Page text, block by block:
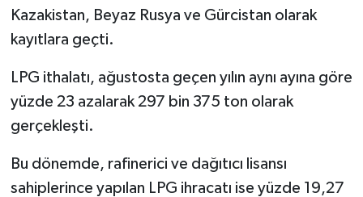
Kazakistan, Beyaz Rusya ve Gürcistan olarak
kayıtlara geçti.
LPG ithalatı, ağustosta geçen yılın aynı ayına göre
yüzde 23 azalarak 297 bin 375 ton olarak
gerçekleşti.
Bu dönemde, rafinerici ve dağıtıcı lisansı
sahiplerince yapılan LPG ihracatı ise yüzde 19,27